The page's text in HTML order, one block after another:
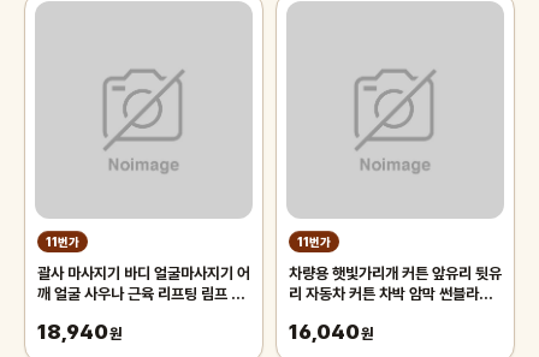
11번가
괄사 마사지기 바디 얼굴마사지기 어
깨 얼굴 사우나 근육 리프팅 림프 1
18,940원
11번가
차량용 햇빛가리개 커튼 앞유리 뒷유
리 자동차 커튼 차박 암막 썬블라인
리햇
16,040원